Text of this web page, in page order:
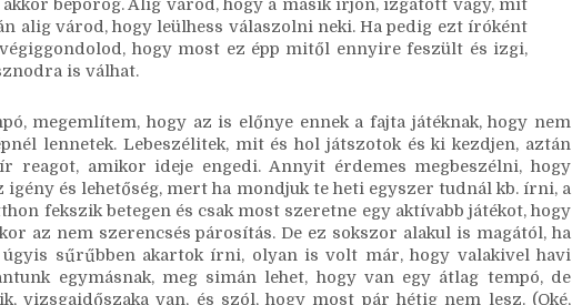
nem tilos, de az nem olyan izgalmas, mintha megtámad egy
meghallasz egy segítségért kiabálót, akit levetett a lova.
szerint nagyon jól lehet érezni, hogy mikor izgalmas egy
bepörög. Alig várod, hogy a másik írjon, izgatott vagy, mit
hogy most ez épp mitől ennyire feszült és izgi,
is válhat.
megemlítem, hogy az is előnye ennek a fajta játéknak, hogy nem
lennetek. Lebeszélitek, mit és hol játszotok és ki kezdjen, aztán
reagot, amikor ideje engedi. Annyit érdemes megbeszélni, hogy
igény és lehetőség, mert ha mondjuk te heti egyszer tudnál kb. írni, a
fekszik betegen és csak most szeretne egy aktívabb játékot, hogy